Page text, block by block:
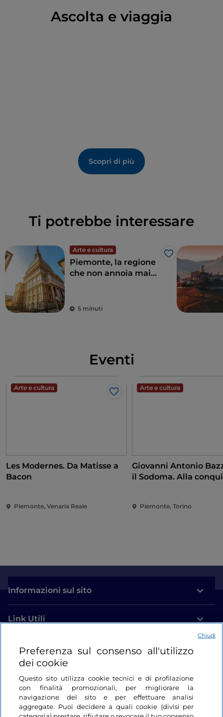
Ascolta e viaggia
Scopri di più
Ti potrebbe interessare
Arte e cultura
Like
Piemonte, la regione
che non annoia mai
5 minuti
Eventi
Arte e cultura
Like
Les Modernes. Da Matisse a
Bacon
Piemonte, Venaria Reale
Arte e cultura
Giovanni Antonio
il Sodoma. Alla
Piemonte, Torino
Informazioni sul sito
Link Utili
Login
Restiamo in contatto
Preferenza sul consenso all'utilizzo
dei cookie
Questo sito utilizza cookie tecnici e di profilazione
con finalità promozionali, per migliorare la
navigazione del sito e per effettuare analisi
aggregate. Puoi decidere a quali cookie (divisi per
Chiudi